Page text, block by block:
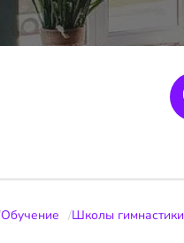
Обучение Школы гимнастики